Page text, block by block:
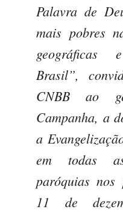
Palavra de
mais pobres
geográficas
Brasil”,
CNBB ao
Campanha, a
a
em todas
paróquias
11 de